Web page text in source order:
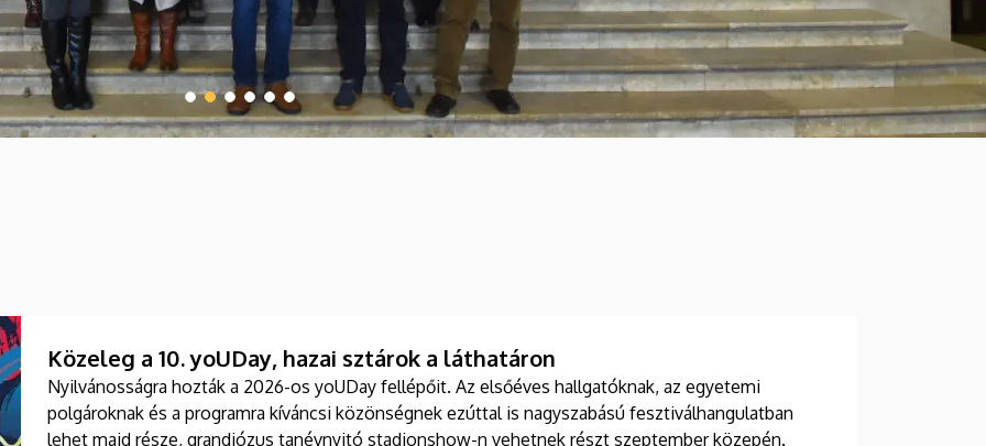
Közeleg a 10. yoUDay, hazai sztárok a láthatáron
Nyilvánosságra hozták a 2026-os yoUDay fellépőit. Az elsőéves hallgatóknak, az egyetemi
polgároknak és a programra kíváncsi közönségnek ezúttal is nagyszabású fesztiválhangulatban
lehet majd része, grandiózus tanévnyitó stadionshow-n vehetnek részt szeptember közepén.